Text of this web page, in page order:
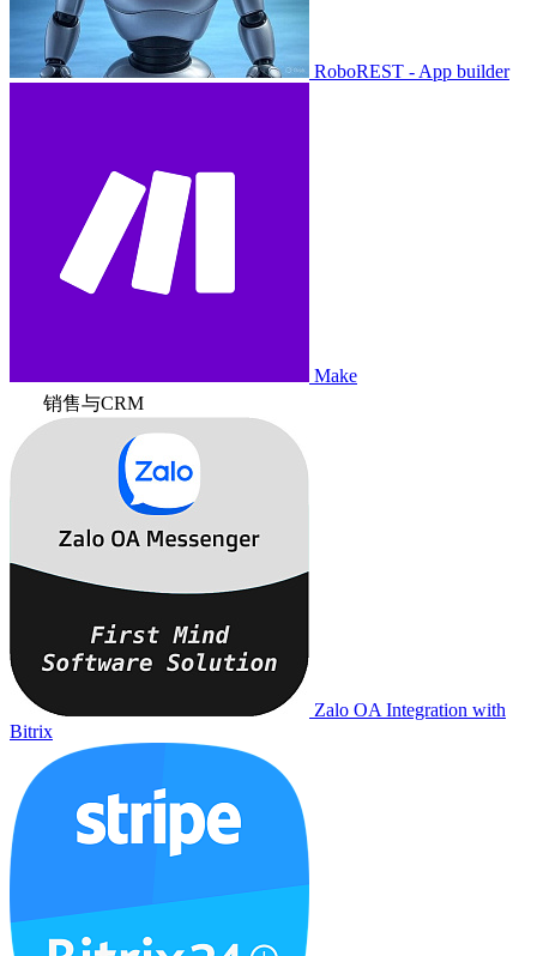
RoboREST - App builder
Make
销售与CRM
Zalo OA Integration with
Bitrix